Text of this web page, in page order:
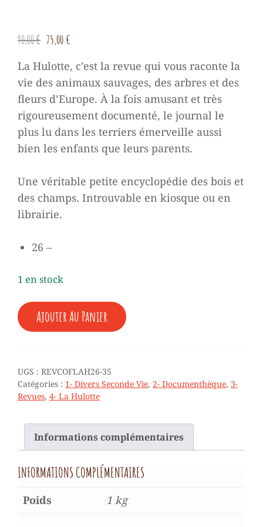
90,00€ Le
initial
était :
90,00 €.
75,00 €
actuel
est :
75,00 €.
La Hulotte, c’est la revue qui vous raconte la
vie des animaux sauvages, des arbres et des
fleurs d’Europe. À la fois amusant et très
rigoureusement documenté, le journal le
plus lu dans les terriers émerveille aussi
bien les enfants que leurs parents.
Une véritable petite encyclopédie des bois et
des champs. Introuvable en kiosque ou en
librairie.
26 –
1 en stock
QUANTITÉ
DE
♥
HULOTTE
(COFFRET
N°
Ajouter Au Panier
UGS : REVCOFLAH26-35
Catégories : 1- Divers Seconde Vie, 2- Documenthèque, 3-
Revues, 4- La Hulotte
Informations complémentaires
INFORMATIONS COMPLÉMENTAIRES
Poids 1 kg